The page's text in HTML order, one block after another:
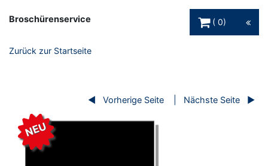
Broschürenservice
0
Zurück zur Startseite
Vorherige Seite Nächste Seite
NEU